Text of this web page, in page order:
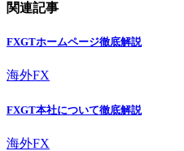
関連記事
FXGTホームページ徹底解説
海外FX
FXGT本社について徹底解説
海外FX